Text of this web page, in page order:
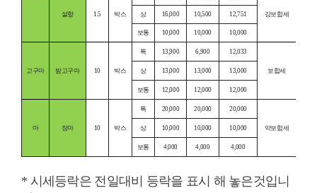
설향 1.5 박스 강보합세
상 16,000 10,500 12,751
보통 10,000 10,000 10,000
고구마 밤고구마 10 박스
특 13,900 6,900 12,033
보합세
상 13,000 13,000 13,000
보통 12,000 12,000 12,000
마 장마 10 박스
특 20,000 20,000 20,000
약보합세
상 10,000 10,000 10,000
보통 4,000 4,000 4,000
* 시세등락은 전일대비 등락을 표시 해 놓은것입니